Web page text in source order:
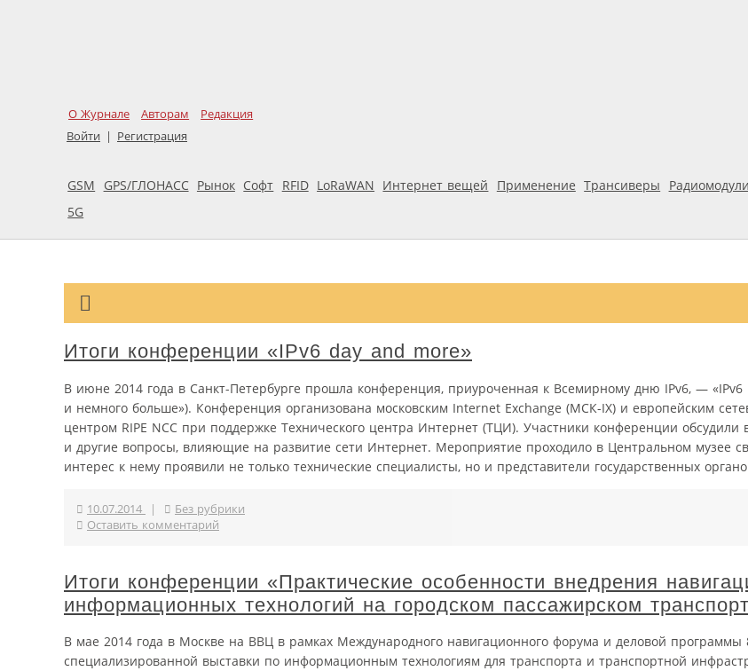
О Журнале Авторам
Редакция
Войти | Регистрация
GSM GPS/ГЛОНАСС Рынок Софт RFID LoRaWAN Интернет вещей Применение Трансиверы Радиомодули
5G
Итоги конференции «IPv6 day and more»
В июне 2014 года в Санкт-Петербурге прошла конференция, приуроченная к Всемирному дню IPv6, — «IPv6
и немного больше»). Конференция организована московским Internet Exchange (МСК-IX) и европейским
центром RIPE NCC при поддержке Технического центра Интернет (ТЦИ). Участники конференции обсудили
и другие вопросы, влияющие на развитие сети Интернет. Мероприятие проходило в Центральном музее
интерес к нему проявили не только технические специалисты, но и представители государственных
10.07.2014 |
Без рубрики
Оставить комментарий
Итоги конференции «Практические особенности внедрения
информационных технологий на городском пассажирском
В мае 2014 года в Москве на ВВЦ в рамках Международного навигационного форума и деловой программы
специализированной выставки по информационным технологиям для транспорта и транспортной